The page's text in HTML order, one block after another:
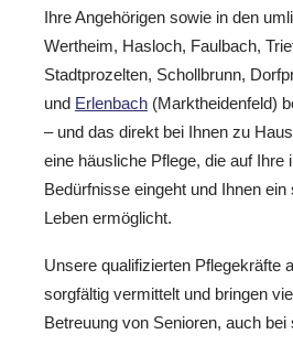
Ihre Angehörigen sowie in den
Wertheim, Hasloch, Faulbach,
Stadtprozelten, Schollbrunn,
und Erlenbach (Marktheidenfeld)
– und das direkt bei Ihnen zu
eine häusliche Pflege, die auf Ihre
Bedürfnisse eingeht und Ihnen
Leben ermöglicht.
Unsere qualifizierten Pflegekräfte
sorgfältig vermittelt und bringen
Betreuung von Senioren, auch bei